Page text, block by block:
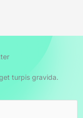
turpis gravida.